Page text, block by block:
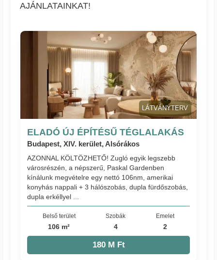
AJÁNLATAINKAT!
LÁTVÁNYTERV
ELADÓ ÚJ ÉPÍTÉSŰ TÉGLALAKÁS
Budapest, XIV. kerület, Alsórákos
AZONNAL KÖLTÖZHETŐ! Zugló egyik legszebb
városrészén, a népszerű, Paskal Gardenben
kínálunk megvételre egy nettó 106nm, amerikai
konyhás nappali + 3 hálószobás, dupla fürdőszobás,
dupla erkéllyel ...
Belső terület
106 m²
Szobák
4
Emelet
2
180 M Ft